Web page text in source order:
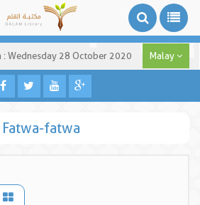
: Wednesday 28 October 2020 Malay
Fatwa-fatwa